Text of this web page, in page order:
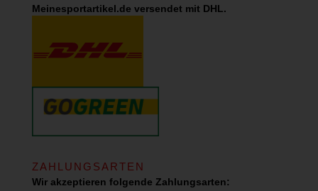
Meinesportartikel.de versendet mit DHL.
ZAHLUNGSARTEN
Wir akzeptieren folgende Zahlungsarten: